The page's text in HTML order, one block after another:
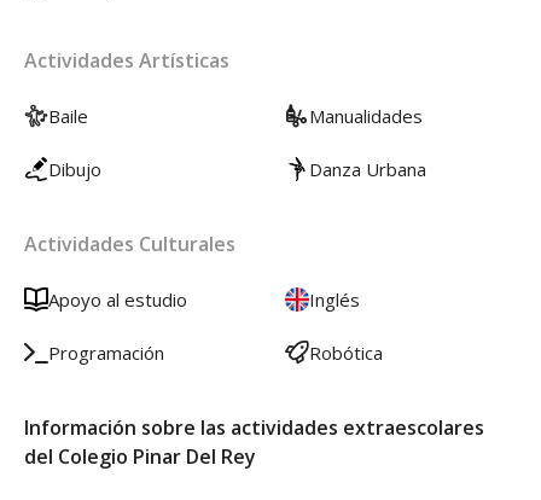
Actividades Artísticas
Baile Manualidades
Dibujo Danza Urbana
Actividades Culturales
Apoyo al estudio Inglés
Programación Robótica
Información sobre las actividades extraescolares
del Colegio Pinar Del Rey